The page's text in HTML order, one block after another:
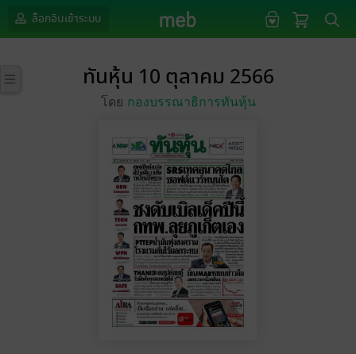
ล็อกอินเข้าระบบ
ทันหุ้น 10 ตุลาคม 2566
โดย กองบรรณาธิการทันหุ้น